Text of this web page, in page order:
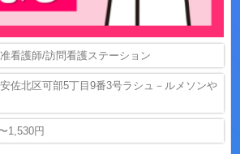
看護師/訪問看護ステーション
佐北区可部5丁目9番3号ラシュ－ルメソンや
1,530円